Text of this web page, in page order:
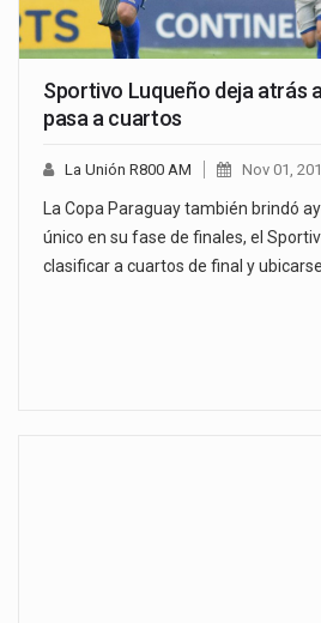
Sportivo Luqueño deja atrás
pasa a cuartos
La Unión R800 AM Nov 01,
La Copa Paraguay también brindó
único en su fase de finales, el
clasificar a cuartos de final y ubicarse